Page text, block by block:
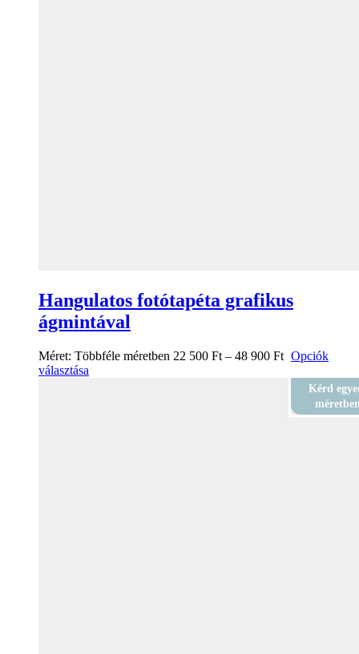
Hangulatos fotótapéta grafikus
ágmintával
Méret: Többféle méretben 22 500 Ft – 48 900 Ft Opciók
választása
Kérd